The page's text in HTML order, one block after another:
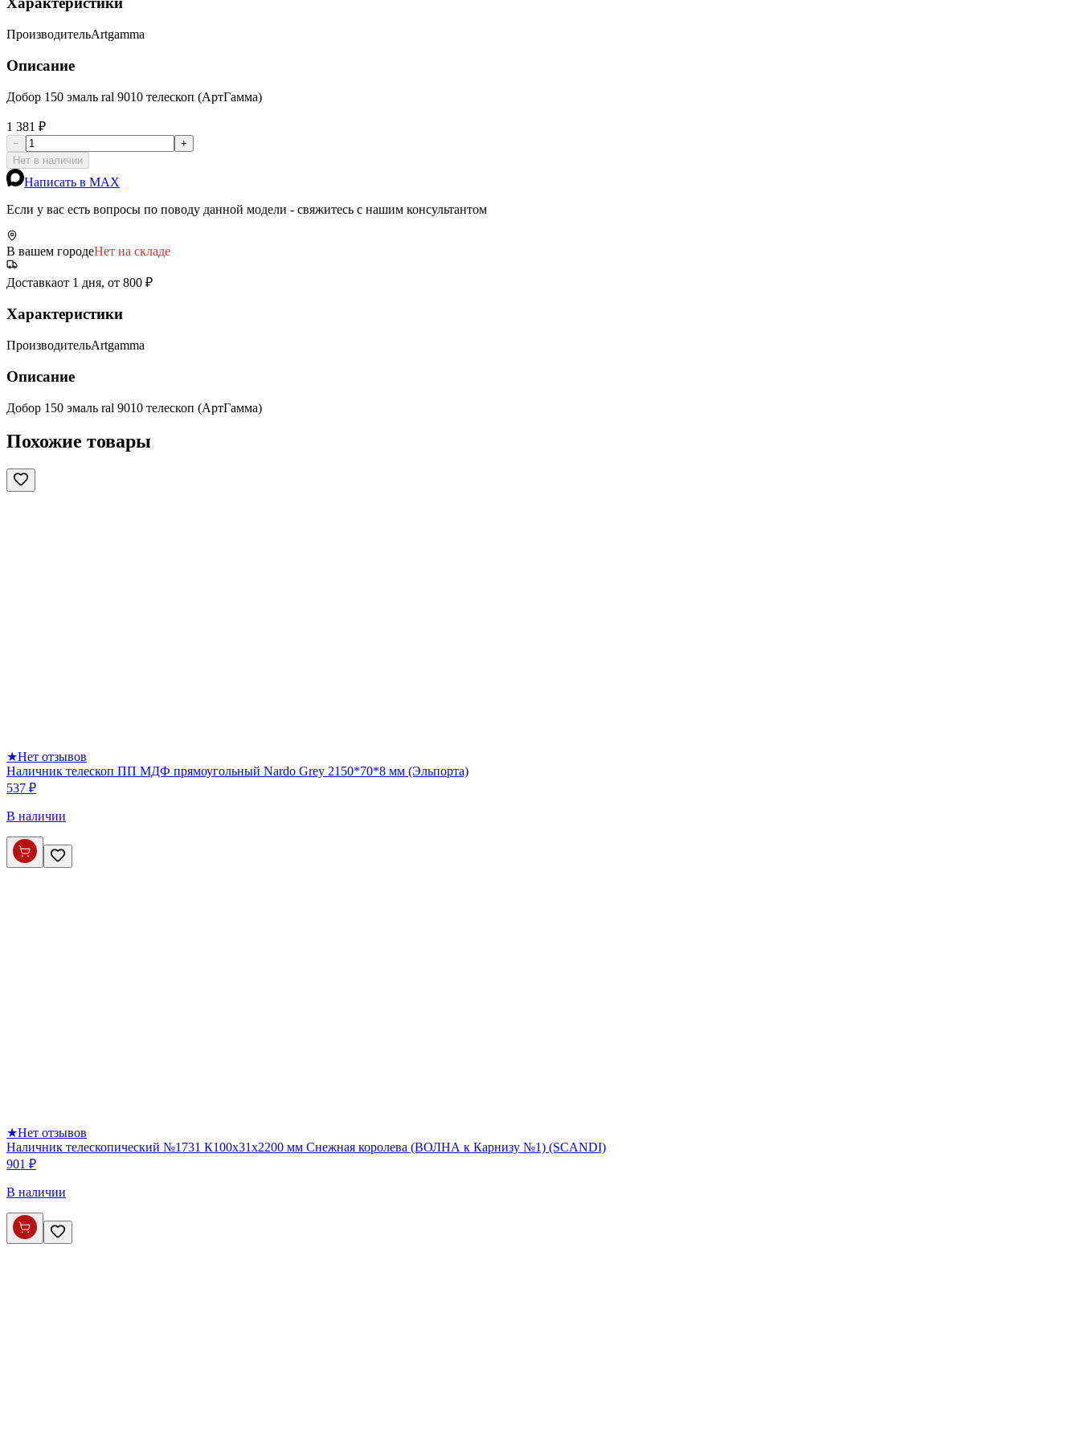
ПроизводительArtgamma
Описание
Добор 150 эмаль ral 9010 телескоп (АртГамма)
1 381 ₽
−
+
Нет в наличии
Написать в MAX
Если у вас есть вопросы по поводу данной модели - свяжитесь с нашим консультантом
В вашем городеНет на складе
Доставкаот 1 дня, от 800 ₽
Характеристики
ПроизводительArtgamma
Описание
Добор 150 эмаль ral 9010 телескоп (АртГамма)
Похожие товары
★Нет отзывов
Наличник телескоп ПП МДФ прямоугольный Nardo Grey 2150*70*8 мм (Эльпорта)
537 ₽
В наличии
★Нет отзывов
Наличник телескопический №1731 К100х31х2200 мм Снежная королева (ВОЛНА к Карнизу №1) (SCANDI)
901 ₽
В наличии